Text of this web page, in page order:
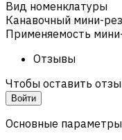
Вид номенклатуры
Канавочный мини-
Применяемость
Отзывы
Чтобы оставить
Войти
Основные параметры